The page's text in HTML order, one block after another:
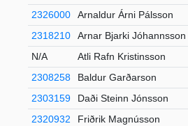
2326000
Arnaldur Árni Pálsson
2318210
Arnar Bjarki Jóhannsson
N/A
Atli Rafn Kristinsson
2308258
Baldur Garðarson
2303159
Daði Steinn Jónsson
2320932
Friðrik Magnússon